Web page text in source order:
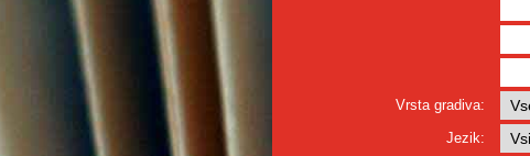
Vrsta gradiva:
Jezik: